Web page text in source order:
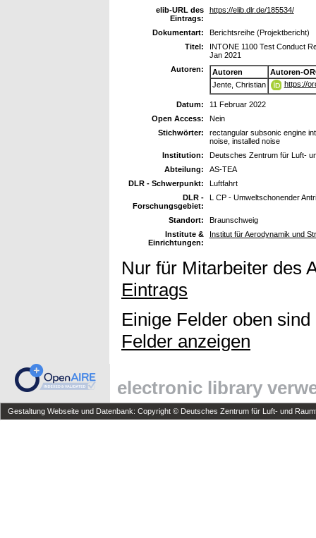
elib-URL des
Eintrags:
https://elib.dlr.de/185534/
Dokumentart:
Berichtsreihe (Projektbericht)
Titel:
INTONE 1100 Test Conduct
Jan 2021
Autoren:
Autoren
Autoren-
Jente, Christian
https://
Datum:
11 Februar 2022
Open Access:
Nein
Stichwörter:
rectangular subsonic engine
noise, installed noise
Institution:
Deutsches Zentrum für Luft-
Abteilung:
AS-TEA
DLR - Schwerpunkt:
Luftfahrt
DLR -
Forschungsgebiet:
L CP - Umweltschonender
Standort:
Braunschweig
Institute &
Einrichtungen:
Institut für Aerodynamik und
Nur für Mitarbeiter des
Eintrags
Einige Felder oben
Felder anzeigen
electronic library
Gestaltung Webseite und Datenbank: Copyright © Deutsches Zentrum für Luft- und